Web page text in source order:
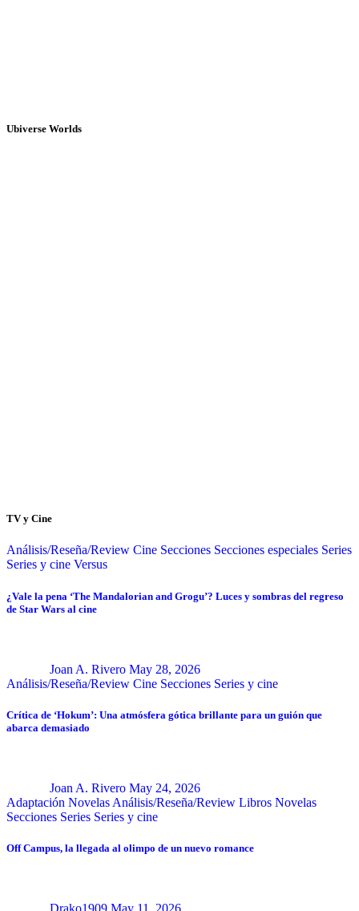
Ubiverse Worlds
TV y Cine
Análisis/Reseña/Review Cine Secciones Secciones especiales Series
Series y cine Versus
¿Vale la pena ‘The Mandalorian and Grogu’? Luces y sombras del regreso
de Star Wars al cine
Joan A. Rivero May 28, 2026
Análisis/Reseña/Review Cine Secciones Series y cine
Crítica de ‘Hokum’: Una atmósfera gótica brillante para un guión que
abarca demasiado
Joan A. Rivero May 24, 2026
Adaptación Novelas Análisis/Reseña/Review Libros Novelas
Secciones Series Series y cine
Off Campus, la llegada al olimpo de un nuevo romance